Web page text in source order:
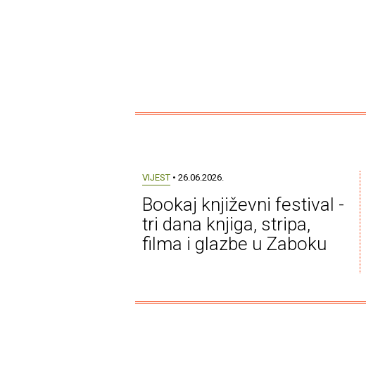
VIJEST• 26.06.2026.
Bookaj književni festival -
tri dana knjiga, stripa,
filma i glazbe u Zaboku